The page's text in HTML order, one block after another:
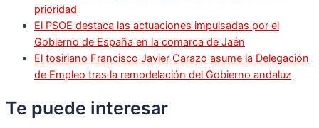
prioridad
El PSOE destaca las actuaciones impulsadas por el
Gobierno de España en la comarca de Jaén
El tosiriano Francisco Javier Carazo asume la Delegación
de Empleo tras la remodelación del Gobierno andaluz
Te puede interesar